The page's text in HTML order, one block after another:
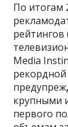
По итогам
рейтингов
Media
крупными
первого